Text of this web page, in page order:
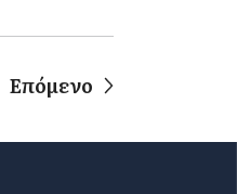
Επόμενο